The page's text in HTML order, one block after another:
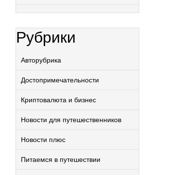
Рубрики
Авторубрика
Достопримечательности
Криптовалюта и бизнес
Новости для путешественников
Новости плюс
Питаемся в путешествии